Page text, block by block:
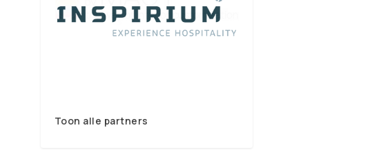
Toon alle partners